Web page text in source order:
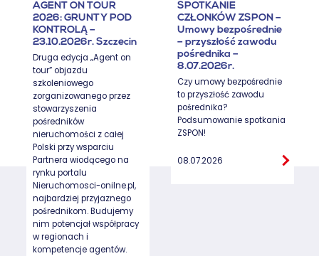
AGENT ON TOUR
2026: GRUNTY POD
KONTROLĄ –
23.10.2026r. Szczecin
Druga edycja „Agent on
tour” objazdu
szkoleniowego
zorganizowanego przez
stowarzyszenia
pośredników
nieruchomości z całej
Polski przy wsparciu
Partnera wiodącego na
rynku portalu
Nieruchomosci-onilne.pl,
najbardziej przyjaznego
pośrednikom. Budujemy
nim potencjał współpracy
w regionach i
kompetencje agentów.
SPOTKANIE
CZŁONKÓW ZSPON –
Umowy bezpośrednie
– przyszłość zawodu
pośrednika –
8.07.2026r.
Czy umowy bezpośrednie
to przyszłość zawodu
pośrednika?
Podsumowanie spotkania
ZSPON!
08.07.2026